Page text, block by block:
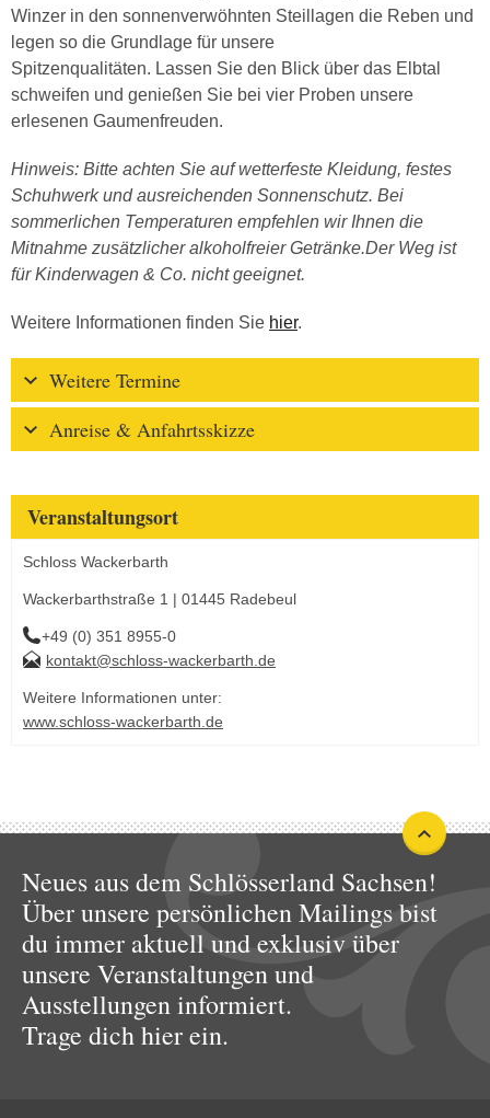
Winzer in den sonnenverwöhnten Steillagen die Reben und
legen so die Grundlage für unsere
Spitzenqualitäten. Lassen Sie den Blick über das Elbtal
schweifen und genießen Sie bei vier Proben unsere
erlesenen Gaumenfreuden.
Hinweis: Bitte achten Sie auf wetterfeste Kleidung, festes
Schuhwerk und ausreichenden Sonnenschutz. Bei
sommerlichen Temperaturen empfehlen wir Ihnen die
Mitnahme zusätzlicher alkoholfreier Getränke.Der Weg ist
für Kinderwagen & Co. nicht geeignet.
Weitere Informationen finden Sie hier.
Weitere Termine
Anreise & Anfahrtsskizze
Veranstaltungsort
Schloss Wackerbarth
Wackerbarthstraße 1 | 01445 Radebeul
+49 (0) 351 8955-0
kontakt@schloss-wackerbarth.de
Weitere Informationen unter:
www.schloss-wackerbarth.de
Neues aus dem Schlösserland Sachsen!
Über unsere persönlichen Mailings bist
du immer aktuell und exklusiv über
unsere Veranstaltungen und
Ausstellungen informiert.
Trage dich hier ein.